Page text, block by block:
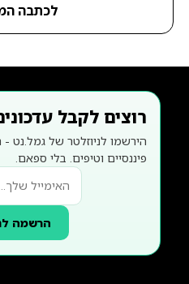
לכתבה
רוצים לקבל
הירשמו לניוזלטר של גמל.נט -
פיננסיים וטיפים. בלי ספאם.
הרשמה